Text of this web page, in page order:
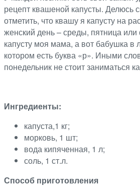
рецепт квашеной капусты. Делюсь
отметить, что квашу я капусту на
женский день – среды, пятница или
капусту моя мама, а вот бабушка в
котором есть буква «р». Иными
понедельник не стоит заниматься
Ингредиенты:
капуста,1 кг;
морковь, 1 шт;
вода кипяченная, 1 л;
соль, 1 ст.л.
Способ приготовления